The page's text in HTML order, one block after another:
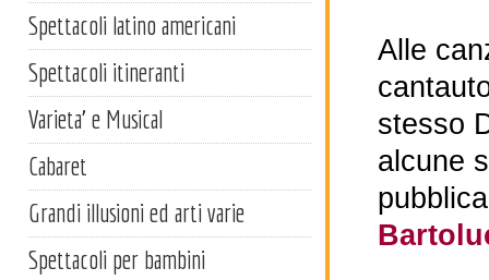
Spettacoli latino americani
Spettacoli itineranti
Varieta' e Musical
Cabaret
Grandi illusioni ed arti varie
Spettacoli per bambini
Alle
stesso
alcune